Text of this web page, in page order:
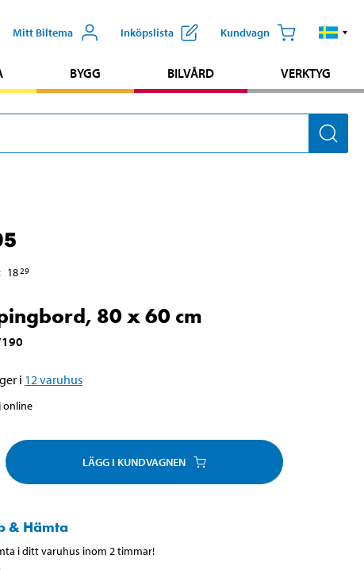
Mitt Biltema Inköpslista Kundvagn
BYGG BILVÅRD VERKTYG
1829
80 x 60 cm
i 12 varuhus
online
LÄGG I KUNDVAGNEN
& Hämta
i ditt varuhus inom 2 timmar!